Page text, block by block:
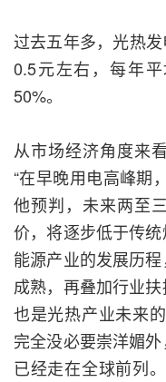
过去五年多，光热
0.5元左右，每年
50%。
从市场经济角度来
“在早晚用电高峰期
他预判，未来两至
价，将逐步低于传
能源产业的发展历
成熟，再叠加行业
也是光热产业未来
完全没必要崇洋媚外
已经走在全球前列